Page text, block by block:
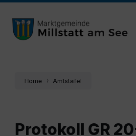
Skip
content
Skip
main
navigation
Skip
footer
Home Amtstafel
Protokoll GR